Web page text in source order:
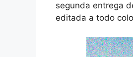
segunda entrega
editada a todo